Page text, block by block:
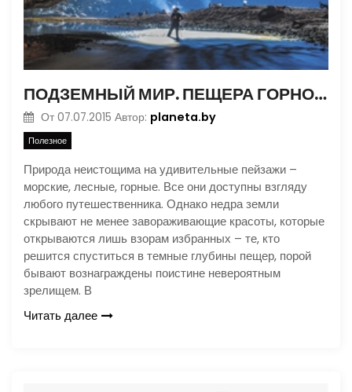
ПОДЗЕМНЫЙ МИР. ПЕЩЕРА ГОРНОЙ РЕКИ
От 07.07.2015 Автор: planeta.by
Полезное
Природа неистощима на удивительные пейзажи –
морские, лесные, горные. Все они доступны взгляду
любого путешественника. Однако недра земли
скрывают не менее завораживающие красоты, которые
открываются лишь взорам избранных – те, кто
решится спуститься в темные глубины пещер, порой
бывают вознаграждены поистине невероятным
зрелищем. В
Читать далее